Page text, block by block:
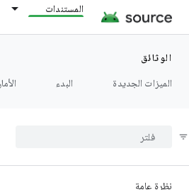
المستندات
الوثائق
الميزات الجديدة
البدء
نظرة عامة